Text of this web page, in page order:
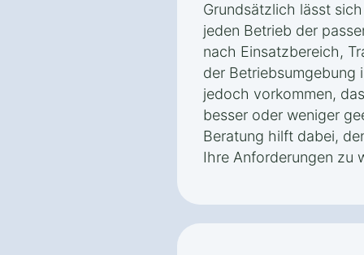
Grundsätzlich lässt
jeden Betrieb der
nach Einsatzbereich,
der Betriebsumgebung
jedoch vorkommen,
besser oder weniger
Beratung hilft dabei,
Ihre Anforderungen zu